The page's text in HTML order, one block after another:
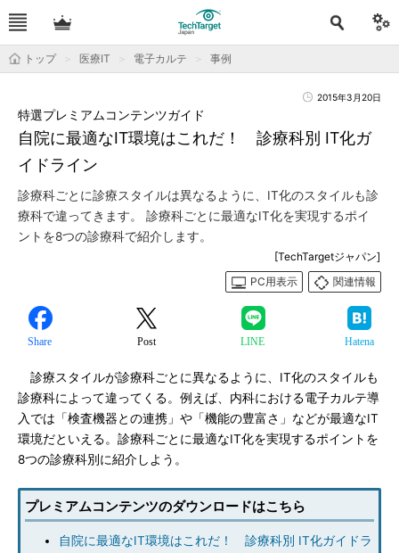
トップ 医療IT 電子カルテ 事例
2015年3月20日
自院に最適なIT環境はこれだ！ 診療科別 IT化ガ
イドライン
特選プレミアムコンテンツガイド
診療科ごとに診療スタイルは異なるように、IT化のスタイルも診
療科で違ってきます。 診療科ごとに最適なIT化を実現するポイ
ントを8つの診療科で紹介します。
[TechTargetジャパン]
PC用表示
関連情報
Share Post LINE Hatena
診療スタイルが診療科ごとに異なるように、IT化のスタイルも
診療科によって違ってくる。例えば、内科における電子カルテ導
入では「検査機器との連携」や「機能の豊富さ」などが最適なIT
環境だといえる。診療科ごとに最適なIT化を実現するポイントを
8つの診療科別に紹介しよう。
プレミアムコンテンツのダウンロードはこちら
自院に最適なIT環境はこれだ！ 診療科別 IT化ガイドラ